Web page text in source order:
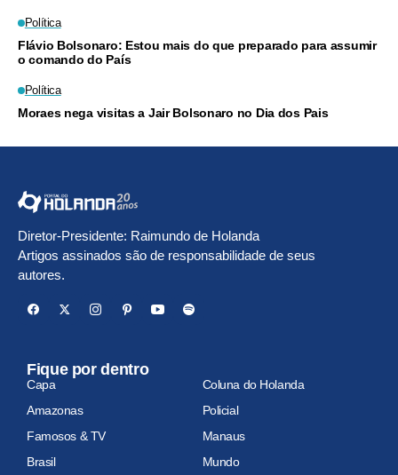
Política
Flávio Bolsonaro: Estou mais do que preparado para assumir
o comando do País
Política
Moraes nega visitas a Jair Bolsonaro no Dia dos Pais
Diretor-Presidente: Raimundo de Holanda
Artigos assinados são de responsabilidade de seus
autores.
Fique por dentro
Capa
Coluna do Holanda
Amazonas
Policial
Famosos & TV
Manaus
Brasil
Mundo